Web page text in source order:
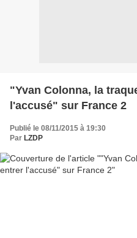
"Yvan Colonna, la
l'accusé" sur France 2
Publié le 08/11/2015 à 19:30
Par LZDP